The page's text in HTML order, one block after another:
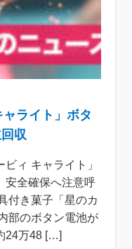
ライト」ボタ
収
ィ キャライト」
全確保へ注意呼
付き菓子「星のカ
部のボタン電池が
24万48 […]